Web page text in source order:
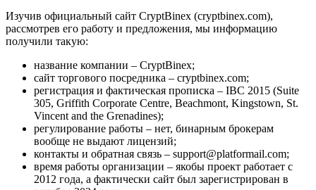
Изучив официальный сайт СryptBinex (cryptbinex.com),
рассмотрев его работу и предложения, мы информацию
получили такую:
название компании – СryptBinex;
сайт торгового посредника – cryptbinex.com;
регистрация и фактическая прописка – IBC 2015 (Suite
305, Griffith Corporate Centre, Beachmont, Kingstown, St.
Vincent and the Grenadines);
регулирование работы – нет, бинарным брокерам
вообще не выдают лицензий;
контакты и обратная связь – support@platformail.com;
время работы организации – якобы проект работает с
2012 года, а фактически сайт был зарегистрирован в